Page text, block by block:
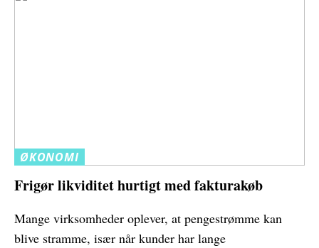
ØKONOMI
Frigør likviditet hurtigt med fakturakøb
Mange virksomheder oplever, at pengestrømme kan
blive stramme, især når kunder har lange